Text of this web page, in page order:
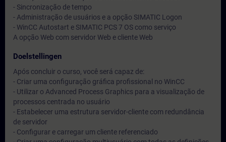
- Sincronização de tempo
- Administração de usuários e a opção SIMATIC Logon
- WinCC Autostart e SIMATIC PCS 7 OS como serviço
A opção Web com servidor Web e cliente Web
Doelstellingen
Após concluir o curso, você será capaz de:
- Criar uma configuração gráfica profissional no WinCC
- Utilizar o Advanced Process Graphics para a visualização de
processos centrada no usuário
- Estabelecer uma estrutura servidor-cliente com redundância
de servidor
- Configurar e carregar um cliente referenciado